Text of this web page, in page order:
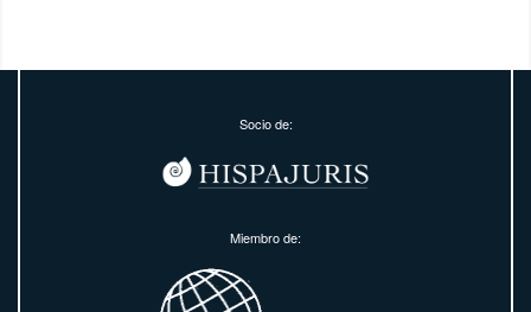
Socio de:
Miembro de: